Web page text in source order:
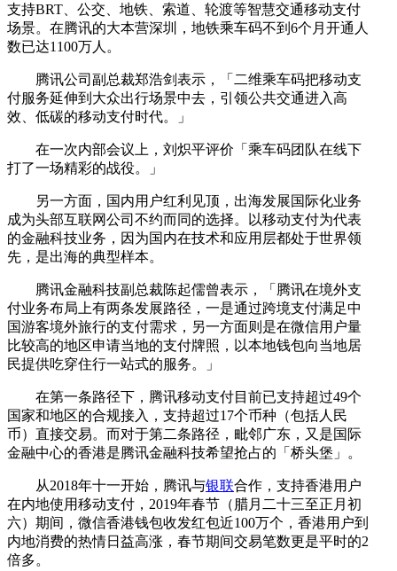
支持BRT、公交、地铁、索道、轮渡等智慧交通移动支付
场景。在腾讯的大本营深圳，地铁乘车码不到6个月开通人
数已达1100万人。
腾讯公司副总裁郑浩剑表示，「二维乘车码把移动支
付服务延伸到大众出行场景中去，引领公共交通进入高
效、低碳的移动支付时代。」
在一次内部会议上，刘炽平评价「乘车码团队在线下
打了一场精彩的战役。」
另一方面，国内用户红利见顶，出海发展国际化业务
成为头部互联网公司不约而同的选择。以移动支付为代表
的金融科技业务，因为国内在技术和应用层都处于世界领
先，是出海的典型样本。
腾讯金融科技副总裁陈起儒曾表示，「腾讯在境外支
付业务布局上有两条发展路径，一是通过跨境支付满足中
国游客境外旅行的支付需求，另一方面则是在微信用户量
比较高的地区申请当地的支付牌照，以本地钱包向当地居
民提供吃穿住行一站式的服务。」
在第一条路径下，腾讯移动支付目前已支持超过49个
国家和地区的合规接入，支持超过17个币种（包括人民
币）直接交易。而对于第二条路径，毗邻广东，又是国际
金融中心的香港是腾讯金融科技希望抢占的「桥头堡」。
从2018年十一开始，腾讯与银联合作，支持香港用户
在内地使用移动支付，2019年春节（腊月二十三至正月初
六）期间，微信香港钱包收发红包近100万个，香港用户到
内地消费的热情日益高涨，春节期间交易笔数更是平时的2
倍多。